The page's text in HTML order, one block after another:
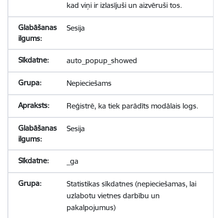
kad viņi ir izlasījuši un aizvēruši tos.
Sesija
auto_popup_showed
Nepieciešams
Reģistrē, ka tiek parādīts modālais logs.
Sesija
_ga
Statistikas sīkdatnes (nepieciešamas, lai
uzlabotu vietnes darbību un
pakalpojumus)